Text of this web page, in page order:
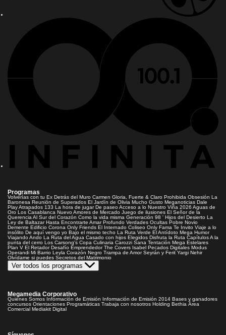
Programas
Volverías con tu Ex Detrás del Muro Carmen Gloria, Fuerte & Claro Prohibida Obsesión La
Baronesa Reunión de Superados El Jardín de Olivia Mucho Gusto Meganoticias Dale
PlayAtrapados 133 La hora de jugar De paseoAcceso a lo Nuestro Viña 2026 Aguas de
Oro Los Casablanca Nuevo Amores de Mercado Juego de ilusiones El Señor de la
Querencia Al Sur del Corazón Como la vida misma Generación 98 ' Hijos del Desierto La
Ley de Baltazar Hasta Encontrarte Amar Profundo Verdades Ocultas Pobre Novio
Demente Edificio Corona Only Friends El Internado Coliseo Only Fama Te Invito Viaje a lo
insólito De aquí vengo yo Bajo el mismo techo La Ruta Verde El Antídoto Mega Humor
Viajando Ando La Ruta del Agua Casado con hijos Elegidos Disfruta la Ruta CapítulosA la
punta del cerro Los Carsong's Copa Culinaria Carozzi Sana Tentación Mega Estelares
Plan V El Retador Desafío Emprendedor The Covers Isabel Pecados Digitales Modus
Operandi Mi Barrio Leyla Corazón Negro Trampa de Amor Seyrán y Ferit Yargi Nehir
Olvídame si puedes Secretos del Matrimonio
Ver todos los programas
Megamedia Corporativo
Quienes Somos Información de Emisión Información de Emisión 2014 Bases y ganadores
concursos Orientaciones Programáticas Trabaja con nosotros Holding Bethia Área
Comercial Mediakit Digital